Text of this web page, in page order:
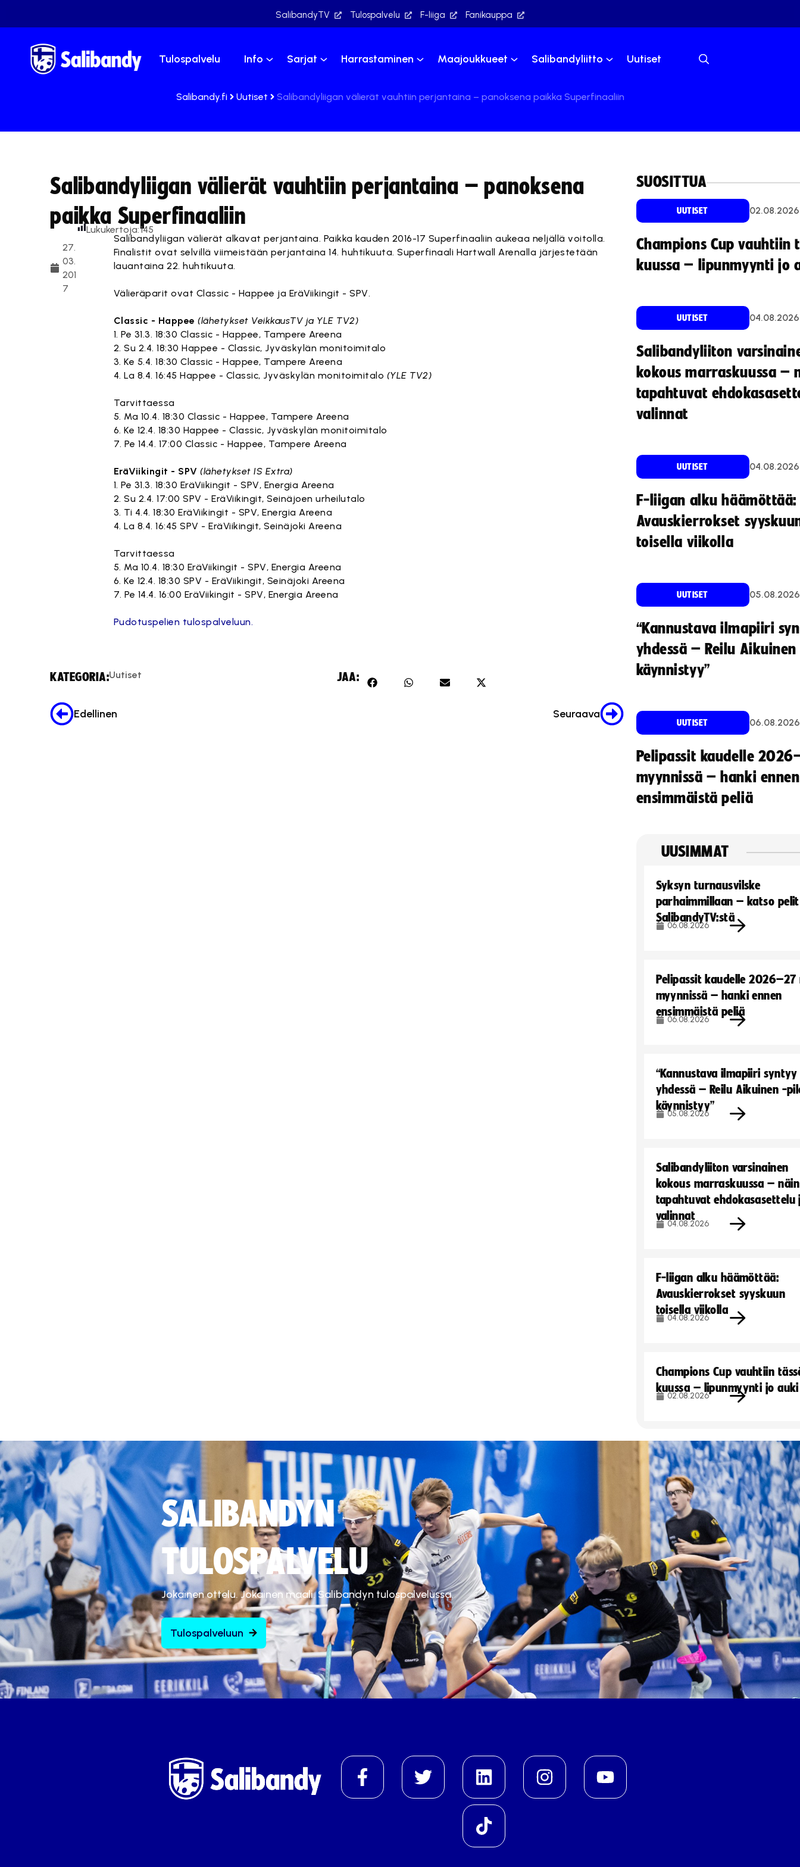
SalibandyTV Tulospalvelu F-liiga Fanikauppa
Tulospalvelu Info Sarjat Harrastaminen Maajoukkueet Salibandyliitto Uutiset
Salibandy.fi Uutiset Salibandyliigan välierät vauhtiin perjantaina – panoksena paikka Superfinaaliin
Salibandyliigan välierät vauhtiin perjantaina – panoksena
paikka Superfinaaliin
27.
03.
201
7
Lukukertoja:145
Salibandyliigan välierät alkavat perjantaina. Paikka kauden 2016-17 Superfinaaliin aukeaa neljällä voitolla.
Finalistit ovat selvillä viimeistään perjantaina 14. huhtikuuta. Superfinaali Hartwall Arenalla järjestetään
lauantaina 22. huhtikuuta.
Välieräparit ovat Classic - Happee ja EräViikingit - SPV.
Classic - Happee(lähetykset VeikkausTV ja YLE TV2)
1. Pe 31.3. 18:30 Classic - Happee, Tampere Areena
2. Su 2.4. 18:30 Happee - Classic, Jyväskylän monitoimitalo
3. Ke 5.4. 18:30 Classic - Happee, Tampere Areena
4. La 8.4. 16:45 Happee - Classic, Jyväskylän monitoimitalo (YLE TV2)
Tarvittaessa
5. Ma 10.4. 18:30 Classic - Happee, Tampere Areena
6. Ke 12.4. 18:30 Happee - Classic, Jyväskylän monitoimitalo
7. Pe 14.4. 17:00 Classic - Happee, Tampere Areena
EräViikingit - SPV(lähetykset IS Extra)
1. Pe 31.3. 18:30 EräViikingit - SPV, Energia Areena
2. Su 2.4. 17:00 SPV - EräViikingit, Seinäjoen urheilutalo
3. Ti 4.4. 18:30 EräViikingit - SPV, Energia Areena
4. La 8.4. 16:45 SPV - EräViikingit, Seinäjoki Areena
Tarvittaessa
5. Ma 10.4. 18:30 EräViikingit - SPV, Energia Areena
6. Ke 12.4. 18:30 SPV - EräViikingit, Seinäjoki Areena
7. Pe 14.4. 16:00 EräViikingit - SPV, Energia Areena
Pudotuspelien tulospalveluun.
KATEGORIA:Uutiset JAA:
Edellinen Seuraava
SUOSITTUA
UUTISET 02.08.2026
Champions Cup vauhtiin
kuussa – lipunmyynti jo
UUTISET 04.08.2026
Salibandyliiton
kokous marraskuussa –
tapahtuvat
valinnat
UUTISET 04.08.2026
F-liigan alku häämöttää:
Avauskierrokset
toisella viikolla
UUTISET 05.08.2026
“Kannustava ilmapiiri
yhdessä – Reilu
käynnistyy”
UUTISET 06.08.2026
Pelipassit kaudelle
myynnissä – hanki ennen
ensimmäistä peliä
UUSIMMAT
Syksyn turnausvilske
parhaimmillaan – katso pelit
SalibandyTV:stä
06.08.2026
Pelipassit kaudelle
myynnissä – hanki ennen
ensimmäistä peliä
06.08.2026
“Kannustava ilmapiiri syntyy
yhdessä – Reilu Aikuinen -
käynnistyy”
05.08.2026
Salibandyliiton varsinainen
kokous marraskuussa – näin
tapahtuvat ehdokasasettelu
valinnat
04.08.2026
F-liigan alku häämöttää:
Avauskierrokset syyskuun
toisella viikolla
04.08.2026
Champions Cup vauhtiin
kuussa – lipunmyynti jo auki
02.08.2026
SALIBANDYN
TULOSPALVELU
Jokainen ottelu. Jokainen maali. Salibandyn tulospalvelussa.
Tulospalveluun